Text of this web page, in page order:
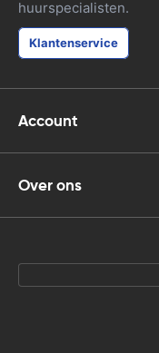
huurspecialisten.
Klantenservice
Account
Over ons